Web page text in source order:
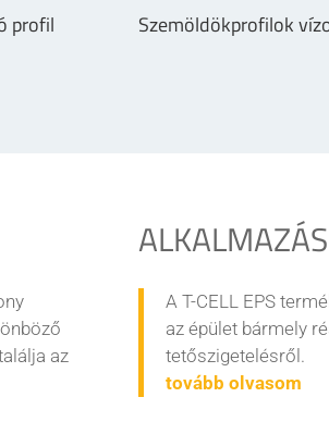
profil Szemöldökprofilok
az
A T-CELL EPS
az épület bármely
tetőszigetelésről.
tovább olvasom